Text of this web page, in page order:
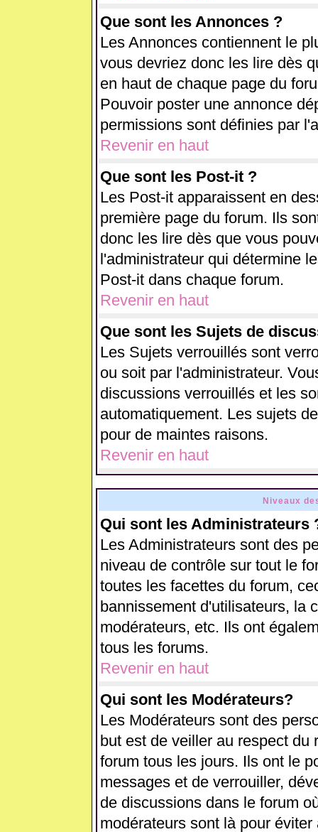
Que sont les Annonces ?
Les Annonces contiennent le
vous devriez donc les lire dès
en haut de chaque page du
Pouvoir poster une annonce
permissions sont définies par
Revenir en haut
Que sont les Post-it ?
Les Post-it apparaissent en
première page du forum. Ils
donc les lire dès que vous
l'administrateur qui détermine
Post-it dans chaque forum.
Revenir en haut
Que sont les Sujets de
Les Sujets verrouillés sont
ou soit par l'administrateur.
discussions verrouillés et les
automatiquement. Les sujets
pour de maintes raisons.
Revenir en haut
Niveaux
Qui sont les Administrateurs
Les Administrateurs sont des
niveau de contrôle sur tout le
toutes les facettes du forum,
bannissement d'utilisateurs, la
modérateurs, etc. Ils ont
tous les forums.
Revenir en haut
Qui sont les Modérateurs?
Les Modérateurs sont des
but est de veiller au respect du
forum tous les jours. Ils ont le
messages et de verrouiller,
de discussions dans le forum
modérateurs sont là pour